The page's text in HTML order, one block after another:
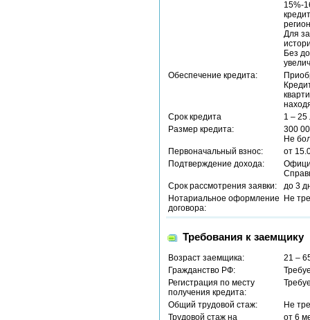
15%-
Для
Без
Обеспечение кредита:
Срок кредита
1 – 25
Размер кредита:
300
Не
Первоначальный взнос:
от
Подтверждение дохода:
Срок рассмотрения заявки:
до 3
Нотариальное оформление
договора:
Не
Требования к заемщику
Возраст заемщика:
21 –
Гражданство РФ:
Регистрация по месту
получения кредита:
Общий трудовой стаж:
Не
Трудовой стаж на
от 6